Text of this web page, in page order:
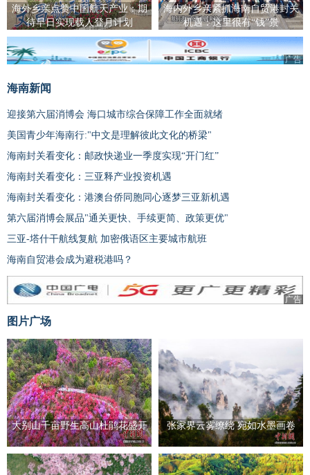
海外乡亲点赞中国航天产业：期
待早日实现载人登月计划
海内外乡亲紧抓海南自贸港封关
机遇：这里很有“钱”景
广告
海南新闻
迎接第六届消博会 海口城市综合保障工作全面就绪
美国青少年海南行:"中文是理解彼此文化的桥梁"
海南封关看变化：邮政快递业一季度实现“开门红”
海南封关看变化：三亚释产业投资机遇
海南封关看变化：港澳台侨同胞同心逐梦三亚新机遇
第六届消博会展品"通关更快、手续更简、政策更优"
三亚-塔什干航线复航 加密俄语区主要城市航班
海南自贸港会成为避税港吗？
广告
图片广场
大别山千亩野生高山杜鹃花盛开 张家界云雾缭绕 宛如水墨画卷